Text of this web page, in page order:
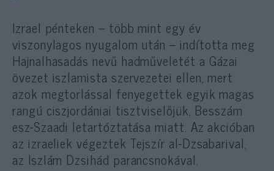
Izrael pénteken – több mint egy év
viszonylagos nyugalom után – indította meg
Hajnalhasadás nevű hadműveletét a Gázai
övezet iszlamista szervezetei ellen, mert
azok megtorlással fenyegettek egyik magas
rangú ciszjordániai tisztviselőjük, Besszám
esz-Szaadi letartóztatása miatt. Az akcióban
az izraeliek végeztek Tejszír al-Dzsabarival,
az Iszlám Dzsihád parancsnokával.